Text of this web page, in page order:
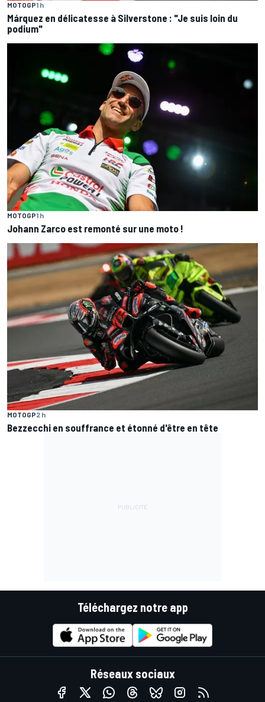
MOTOGP1 h
Márquez en délicatesse à Silverstone : "Je suis loin du
podium"
MOTOGP1 h
Johann Zarco est remonté sur une moto !
MOTOGP2 h
Bezzecchi en souffrance et étonné d'être en tête
Téléchargez notre app
Réseaux sociaux